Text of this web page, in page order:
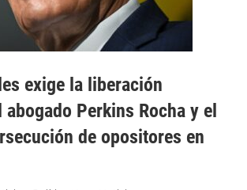
exige la liberación
Perkins Rocha y el
de opositores en